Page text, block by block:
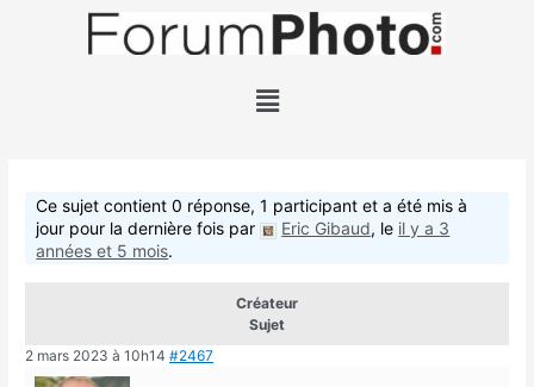
Ce sujet contient 0 réponse, 1 participant et a été mis à
jour pour la dernière fois par
Eric Gibaud, le il y a 3
années et 5 mois.
Créateur
Sujet
2 mars 2023 à 10h14 #2467